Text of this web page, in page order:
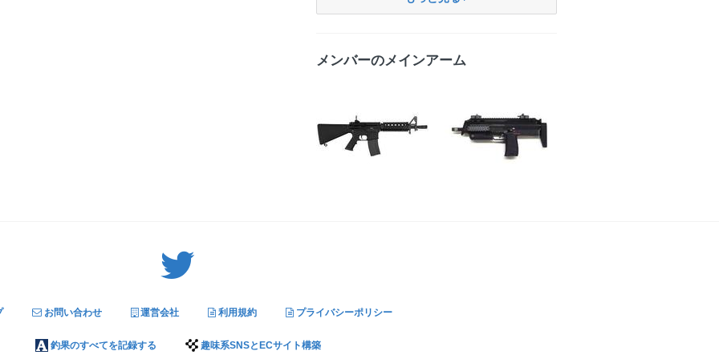
メンバーのメインアーム
お問い合わせ 運営会社 利用規約 プライバシーポリシー
釣果のすべてを記録する 趣味系SNSとECサイト構築